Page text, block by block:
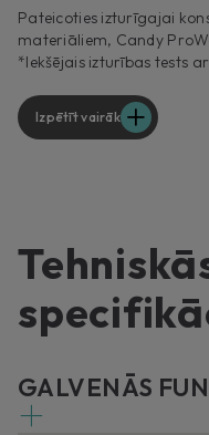
Pateicoties izturīgajai
materiāliem, Candy
*Iekšējais izturības tests
Izpētīt vairāk
GALVENĀS